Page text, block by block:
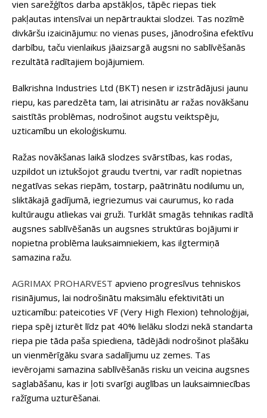
vien sarežģītos darba apstākļos, tāpēc riepas tiek
pakļautas intensīvai un nepārtrauktai slodzei. Tas nozīmē
divkāršu izaicinājumu: no vienas puses, jānodrošina efektīvu
darbību, taču vienlaikus jāaizsargā augsni no sablīvēšanās
rezultātā radītajiem bojājumiem.
Balkrishna Industries Ltd (BKT) nesen ir izstrādājusi jaunu
riepu, kas paredzēta tam, lai atrisinātu ar ražas novākšanu
saistītās problēmas, nodrošinot augstu veiktspēju,
uzticamību un ekoloģiskumu.
Ražas novākšanas laikā slodzes svārstības, kas rodas,
uzpildot un iztukšojot graudu tvertni, var radīt nopietnas
negatīvas sekas riepām, tostarp, paātrinātu nodilumu un,
sliktākajā gadījumā, iegriezumus vai caurumus, ko rada
kultūraugu atliekas vai gruži. Turklāt smagās tehnikas radītā
augsnes sablīvēšanās un augsnes struktūras bojājumi ir
nopietna problēma lauksaimniekiem, kas ilgtermiņā
samazina ražu.
AGRIMAX PROHARVEST apvieno progresīvus tehniskos
risinājumus, lai nodrošinātu maksimālu efektivitāti un
uzticamību: pateicoties VF (Very High Flexion) tehnoloģijai,
riepa spēj izturēt līdz pat 40% lielāku slodzi nekā standarta
riepa pie tāda paša spiediena, tādējādi nodrošinot plašāku
un vienmērīgāku svara sadalījumu uz zemes. Tas
ievērojami samazina sablīvēšanās risku un veicina augsnes
saglabāšanu, kas ir ļoti svarīgi auglības un lauksaimniecības
ražīguma uzturēšanai.